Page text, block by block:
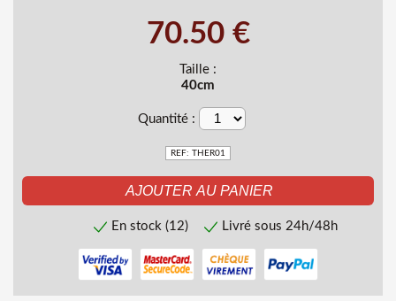
70.50 €
Taille :
40cm
Quantité :
REF: THER01
En stock (12) Livré sous 24h/48h